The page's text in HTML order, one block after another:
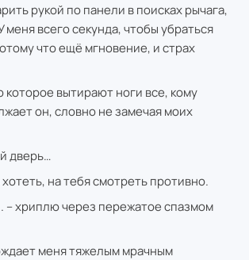
рукой по панели в поисках рычага,
всего секунда, чтобы убраться
что ещё мгновение, и страх
которое вытирают ноги все, кому
он, словно не замечая моих
дверь…
на тебя смотреть противно.
– хриплю через пережатое спазмом
меня тяжелым мрачным